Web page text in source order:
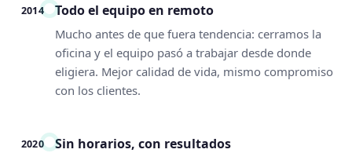
2014 Todo el equipo en remoto
Mucho antes de que fuera tendencia: cerramos la
oficina y el equipo pasó a trabajar desde donde
eligiera. Mejor calidad de vida, mismo compromiso
con los clientes.
2020 Sin horarios, con resultados